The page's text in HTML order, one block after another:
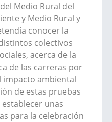
Medio Rural del
y Medio Rural y
conocer la
colectivos
acerca de la
de las carreras por
impacto ambiental
de estas pruebas
unas
para la celebración